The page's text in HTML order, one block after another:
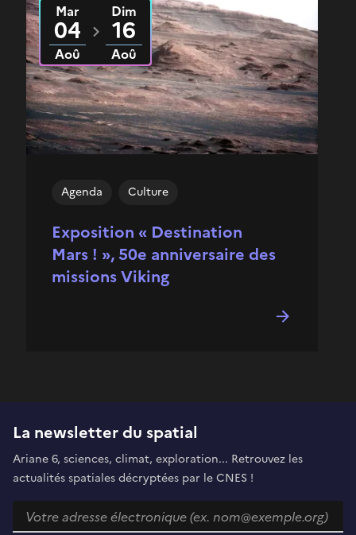
Exposition « Destination
Mars ! », 50e anniversaire des
missions Viking
Agenda Culture
Du
Mar
04
Aoû
2026 au
Dim
16
Aoû
2026
La newsletter du spatial
Ariane 6, sciences, climat, exploration... Retrouvez les
actualités spatiales décryptées par le CNES !